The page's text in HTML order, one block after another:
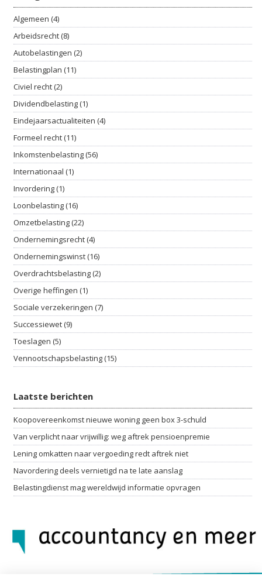
Algemeen (4)
Arbeidsrecht (8)
Autobelastingen (2)
Belastingplan (11)
Civiel recht (2)
Dividendbelasting (1)
Eindejaarsactualiteiten (4)
Formeel recht (11)
Inkomstenbelasting (56)
Internationaal (1)
Invordering (1)
Loonbelasting (16)
Omzetbelasting (22)
Ondernemingsrecht (4)
Ondernemingswinst (16)
Overdrachtsbelasting (2)
Overige heffingen (1)
Sociale verzekeringen (7)
Successiewet (9)
Toeslagen (5)
Vennootschapsbelasting (15)
Laatste berichten
Koopovereenkomst nieuwe woning geen box 3-schuld
Van verplicht naar vrijwillig: weg aftrek pensioenpremie
Lening omkatten naar vergoeding redt aftrek niet
Navordering deels vernietigd na te late aanslag
Belastingdienst mag wereldwijd informatie opvragen